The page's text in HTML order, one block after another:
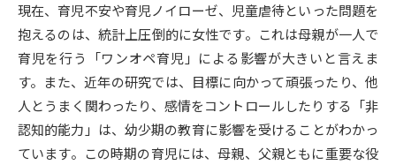
併願校選び 受験スケジュールを立てよう
先輩が入学を決めた理由 テレメール全国一斉進学調査
新生活お役立ちガイド
現在、育児不安や育児ノイローゼ、児童虐待といった問題を
抱えるのは、統計上圧倒的に女性です。これは母親が一人で
育児を行う「ワンオペ育児」による影響が大きいと言えま
す。また、近年の研究では、目標に向かって頑張ったり、他
人とうまく関わったり、感情をコントロールしたりする「非
認知的能力」は、幼少期の教育に影響を受けることがわかっ
ています。この時期の育児には、母親、父親ともに重要な役